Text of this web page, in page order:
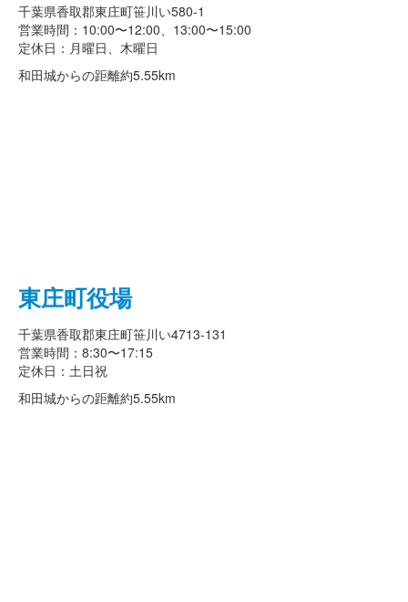
千葉県香取郡東庄町笹川い580-1
営業時間：10:00〜12:00、13:00〜15:00
定休日：月曜日、木曜日
和田城からの距離約5.55km
東庄町役場
千葉県香取郡東庄町笹川い4713-131
営業時間：8:30〜17:15
定休日：土日祝
和田城からの距離約5.55km